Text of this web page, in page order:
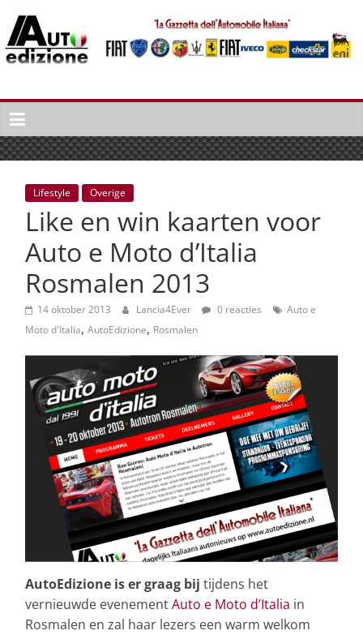
naar
inhoud
Auto
Edizione
La
Gazetta
dell'Automobile
Italiana
Italiaans
autonieuws
lifestyle
Lifestyle Overige
Like en win kaarten voor
Auto e Moto d’Italia
Rosmalen 2013
14 oktober 2013 Lancia4Ever 0 reacties
Auto e
Moto d'Italia, AutoEdizione, Rosmalen
AutoEdizione is er graag bij tijdens het
vernieuwde evenementAuto e Moto d’Italia in
Rosmalen en zal haar lezers een warm welkom